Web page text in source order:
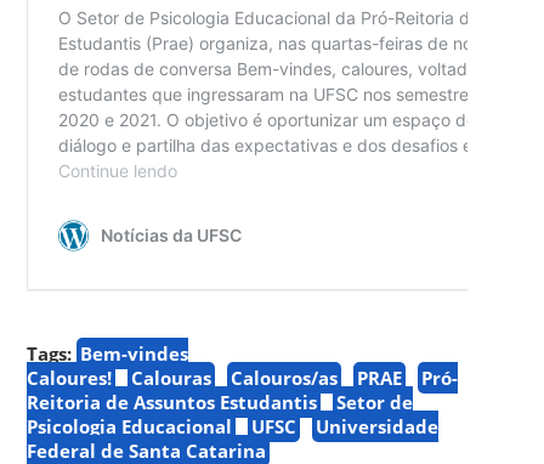
Tags: Bem-vindes
Caloures!
Calouras Calouros/as PRAE
Pró-
Reitoria de Assuntos Estudantis
Setor de
Psicologia Educacional
UFSC
Universidade
Federal de Santa Catarina